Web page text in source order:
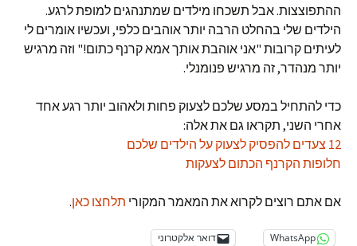
ההתפוצצות. אבל תשכחו מילדים שמתנהגים למופת לרגע.
הילדים שלי בהחלט הרבה יותר אוהבים כלפי, ועכשיו אומרים לי
לעיתים קרובות "אני אוהבת אותך אמא קרנף כתום!" וזה מרגיש
יותר מנהדר, זה מרגיש פנומנלי.
כדי להתחיל במסע שלכם לצעוק פחות ולאהוב יותר רגע אחד
אחרי השני, תקראו גם את אלה:
12 צעדים להפסיק לצעוק על הילדים שלכם
חלופות הקרנף הכתום לצעקות
אם אתם רוצים לקרוא את המאמר המקורי תלחצו כאן.
WhatsApp דואר אלקטרוני